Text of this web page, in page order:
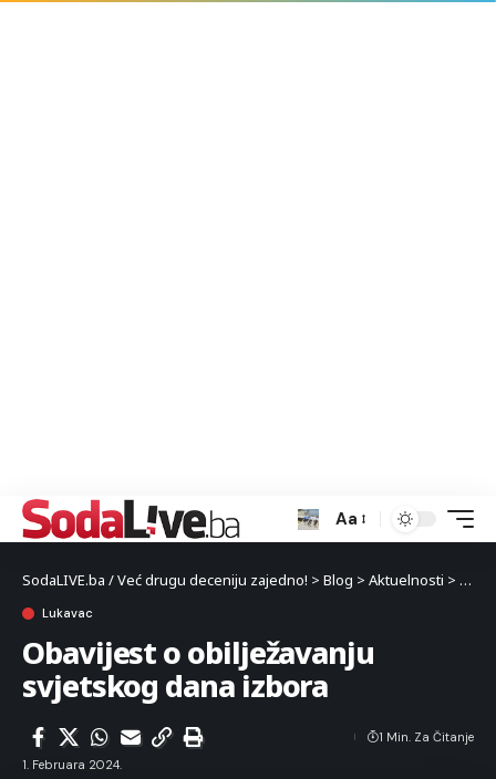
Aa
SodaLIVE.ba / Već drugu deceniju zajedno! > Blog > Aktuelnosti >
Lukavac
Obavijest o obilježavanju
svjetskog dana izbora
1. Februara 2024.
1 Min. Za Čitanje